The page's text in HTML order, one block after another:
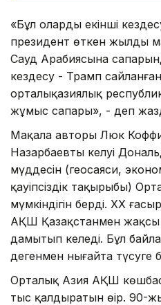
«Бұл олардың екінші
президент өткен жылдың
Сауд Арабиясына
кездесу - Трамп
орталықазиялық
жұмыс сапары», - деп
Мақала авторы Люк
Назарбаевтың келуі
мүддесін (геосаяси,
қауіпсіздік тақырыбы)
мүмкіндігін берді. ХХ
АҚШ Қазақстанмен
дамытып келеді. Бұл
дегенмен нығайта түсуге
Орталық Азия АҚШ
тыс қалдыратын өңір. 90-